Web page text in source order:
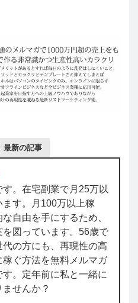
最新の記事
す。在宅副業で月25万以
ます。月100万以上稼
自由を手にするため、
を図っています。56歳で
代の方にも、再現性の高
稼ぐ方法を無料メルマガ
す。定年前に私と一緒に
せんか？